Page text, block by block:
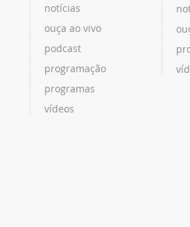
notícias
ouça ao vivo
podcast
programação
programas
vídeos